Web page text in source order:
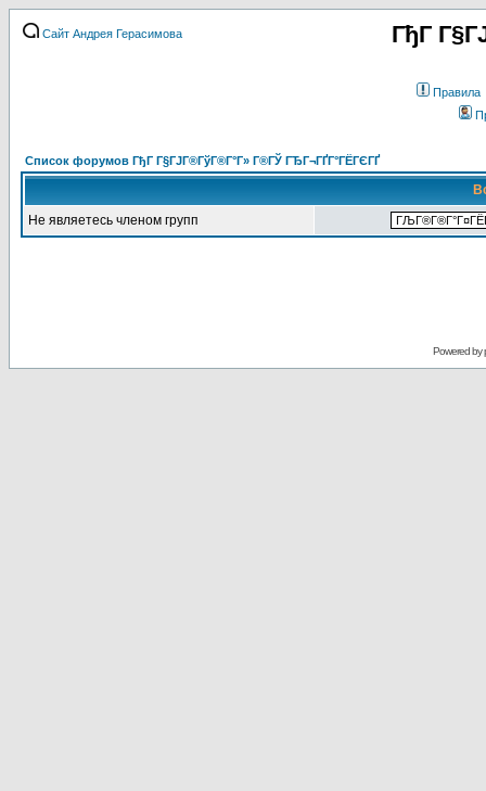
Сайт Андрея Герасимова ГђГ
Правила
Список форумов ГђГ Г§ГЈГ®ГўГ®Г°Г» Г®ГЎ ГЂГ¬ГҐГ°ГЁГЄГҐ
Не являетесь членом групп
Powered by